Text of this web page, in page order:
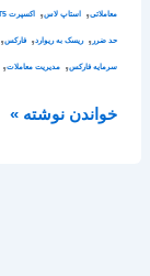
معاملاتی, استاپ لاس, اکسپرت MT5
حد ضرر ,ریسک به ریوارد, فارکس,
سرمایه فارکس, مدیریت معاملات,
خواندن نوشته »